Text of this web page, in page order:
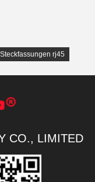
rj45
CO., LIMITED